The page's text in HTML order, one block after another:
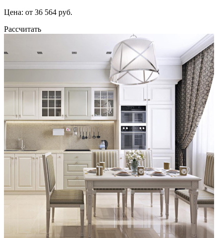
Цена: от 36 564 руб.
Рассчитать